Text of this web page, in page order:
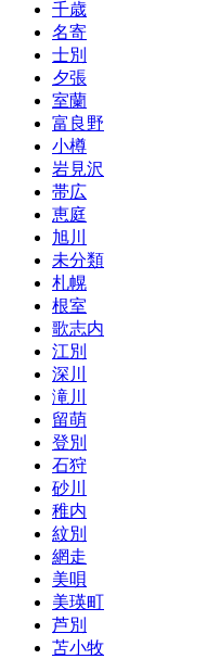
千歳
名寄
士別
夕張
室蘭
富良野
小樽
岩見沢
帯広
恵庭
旭川
未分類
札幌
根室
歌志内
江別
深川
滝川
留萌
登別
石狩
砂川
稚内
紋別
網走
美唄
美瑛町
芦別
苫小牧